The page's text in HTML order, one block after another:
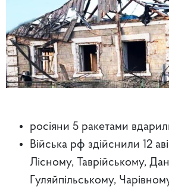
росіяни 5 ракетами
Війська рф здійснили 12
Лісному, Таврійському,
Гуляйпільському,